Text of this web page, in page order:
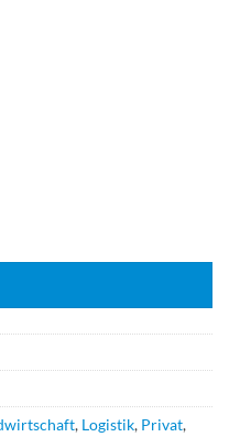
, Logistik, Privat,